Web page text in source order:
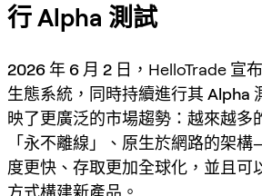
行 Alpha 測試
2026 年 6 月 2 日 ，HelloTrade 宣
生態系統 ，同時持續進行其 Alpha
映了更廣泛的市場趨勢：越來越多
「永不離線」、原生於網路的架
度更快、存取更加全球化，並且可
方式構建新產品。